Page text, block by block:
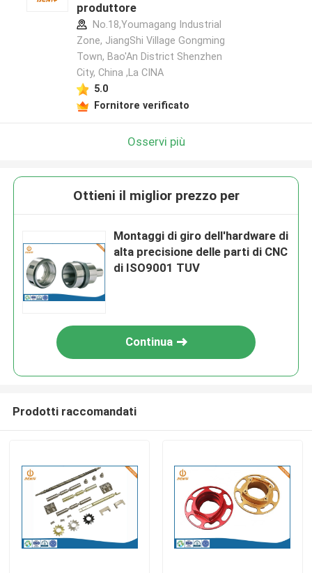
produttore
No.18,Youmagang Industrial
Zone, JiangShi Village Gongming
Town, Bao'An District Shenzhen
City, China ,La CINA
5.0
Fornitore verificato
Osservi più
Ottieni il miglior prezzo per
Montaggi di giro dell'hardware di
alta precisione delle parti di CNC
di ISO9001 TUV
Continua
Prodotti raccomandati